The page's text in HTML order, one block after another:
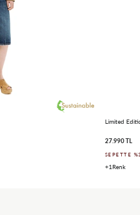
Limited
27.990 TL
SEPETTE
1